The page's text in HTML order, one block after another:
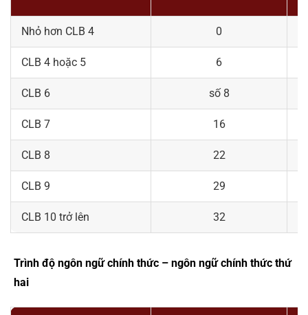
Nhỏ hơn CLB 4 0
CLB 4 hoặc 5 6
CLB 6 số 8
CLB 7 16
CLB 8 22
CLB 9 29
CLB 10 trở lên 32
Trình độ ngôn ngữ chính thức – ngôn ngữ chính thức thứ
hai